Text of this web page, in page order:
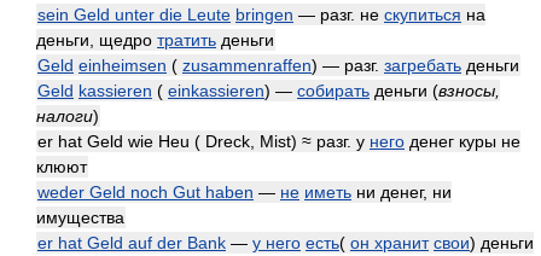
sein Geld unter die Leute bringen — разг. не скупиться на
деньги, щедро тратить деньги
Geld einheimsen ( zusammenraffen) — разг. загребать деньги
Geld kassieren ( einkassieren) — собирать деньги (взносы,
налоги)
er hat Geld wie Heu ( Dreck, Mist) ≈ разг. у него денег куры не
клюют
weder Geld noch Gut haben — не иметь ни денег, ни
имущества
er hat Geld auf der Bank — у него есть( он хранит свои) деньги